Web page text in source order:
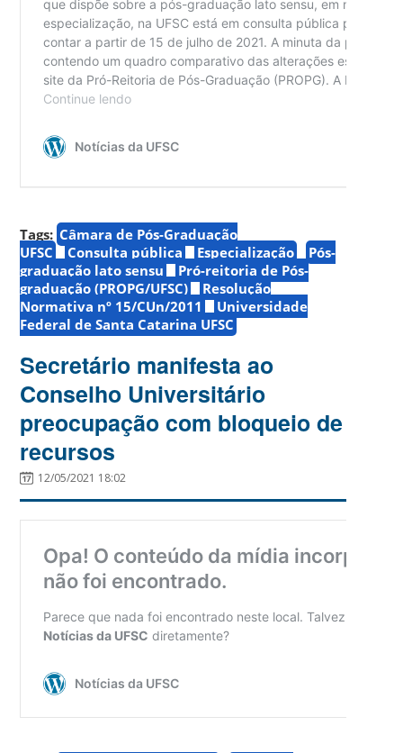
Tags: Câmara de Pós-Graduação
UFSC
Consulta pública Especialização
Pós-
graduação lato sensu
Pró-reitoria de Pós-
graduação (PROPG/UFSC)
Resolução
Normativa nº 15/CUn/2011
Universidade
Federal de Santa Catarina UFSC
Secretário manifesta ao
Conselho Universitário
preocupação com bloqueio de
recursos
12/05/2021 18:02